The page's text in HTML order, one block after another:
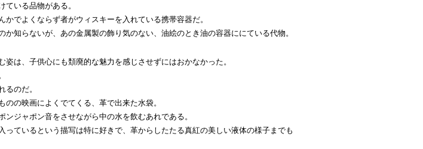
ている品物がある。
かでよくならず者がウィスキーを入れている携帯容器だ。
か知らないが、あの金属製の飾り気のない、油絵のとき油の容器ににている代物。
姿は、子供心にも頽廃的な魅力を感じさせずにはおかなかった。
るのだ。
のの映画によくでてくる、革で出来た水袋。
ンジャポン音をさせながら中の水を飲むあれである。
っているという描写は特に好きで、革からしたたる真紅の美しい液体の様子までも